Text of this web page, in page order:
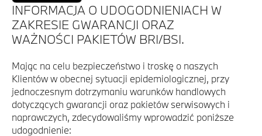
INFORMACJA O UDOGODNIENIACH W
ZAKRESIE GWARANCJI ORAZ
WAŻNOŚCI PAKIETÓW BRI/BSI.
Mając na celu bezpieczeństwo i troskę o naszych
Klientów w obecnej sytuacji epidemiologicznej, przy
jednoczesnym dotrzymaniu warunków handlowych
dotyczących gwarancji oraz pakietów serwisowych i
naprawczych, zdecydowaliśmy wprowadzić poniższe
udogodnienie: